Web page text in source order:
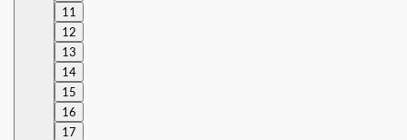
11
12
13
14
15
16
17